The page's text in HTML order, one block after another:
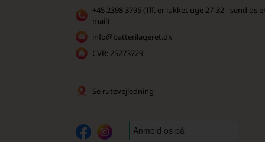
+45 2398 3795 (Tlf. er lukket uge 27-32 - send os
mail)
info@batterilageret.dk
CVR: 25273729
Se rutevejledning